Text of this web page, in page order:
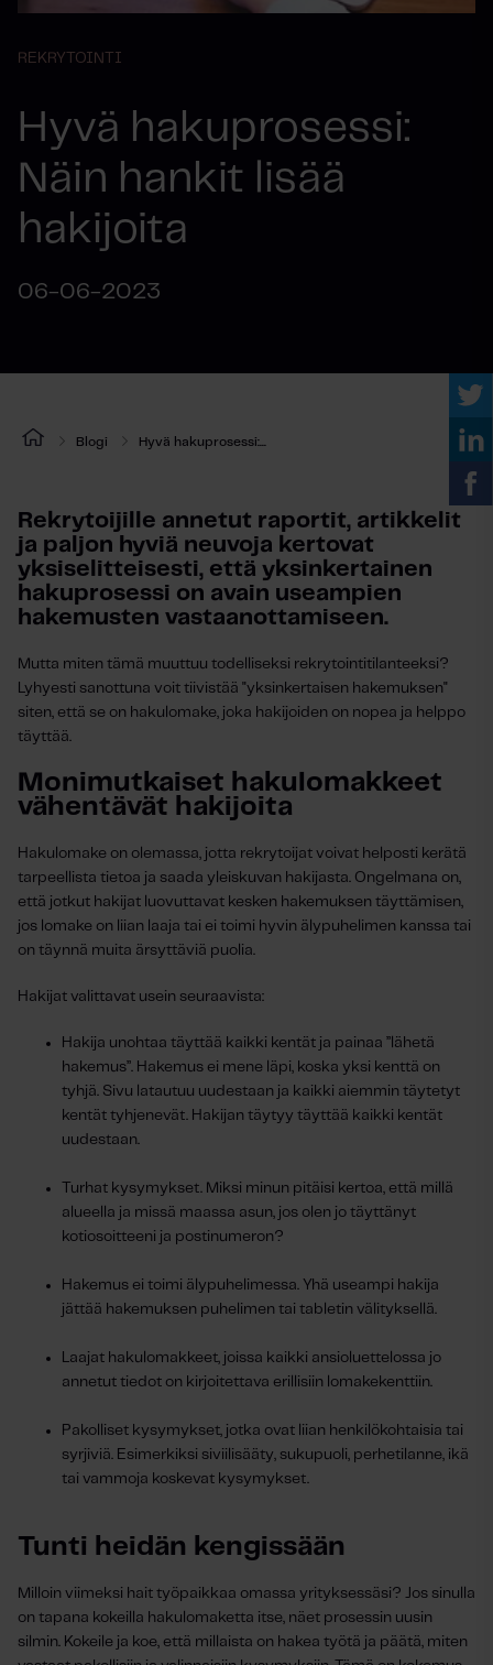
REKRYTOINTI
Hyvä hakuprosessi:
Näin hankit lisää
hakijoita
06-06-2023
Blogi Hyvä hakuprosessi:...
Rekrytoijille annetut raportit, artikkelit
ja paljon hyviä neuvoja kertovat
yksiselitteisesti, että yksinkertainen
hakuprosessi on avain useampien
hakemusten vastaanottamiseen.
Mutta miten tämä muuttuu todelliseksi rekrytointitilanteeksi?
Lyhyesti sanottuna voit tiivistää "yksinkertaisen hakemuksen"
siten, että se on hakulomake, joka hakijoiden on nopea ja helppo
täyttää.
Monimutkaiset hakulomakkeet
vähentävät hakijoita
Hakulomake on olemassa, jotta rekrytoijat voivat helposti kerätä
tarpeellista tietoa ja saada yleiskuvan hakijasta. Ongelmana on,
että jotkut hakijat luovuttavat kesken hakemuksen täyttämisen,
jos lomake on liian laaja tai ei toimi hyvin älypuhelimen kanssa tai
on täynnä muita ärsyttäviä puolia.
Hakijat valittavat usein seuraavista:
Hakija unohtaa täyttää kaikki kentät ja painaa ”lähetä
hakemus”. Hakemus ei mene läpi, koska yksi kenttä on
tyhjä. Sivu latautuu uudestaan ja kaikki aiemmin täytetyt
kentät tyhjenevät. Hakijan täytyy täyttää kaikki kentät
uudestaan.
Turhat kysymykset. Miksi minun pitäisi kertoa, että millä
alueella ja missä maassa asun, jos olen jo täyttänyt
kotiosoitteeni ja postinumeron?
Hakemus ei toimi älypuhelimessa. Yhä useampi hakija
jättää hakemuksen puhelimen tai tabletin välityksellä.
Laajat hakulomakkeet, joissa kaikki ansioluettelossa jo
annetut tiedot on kirjoitettava erillisiin lomakekenttiin.
Pakolliset kysymykset, jotka ovat liian henkilökohtaisia tai
syrjiviä. Esimerkiksi siviilisääty, sukupuoli, perhetilanne, ikä
tai vammoja koskevat kysymykset.
Tunti heidän kengissään
Milloin viimeksi hait työpaikkaa omassa yrityksessäsi? Jos sinulla
on tapana kokeilla hakulomaketta itse, näet prosessin uusin
silmin. Kokeile ja koe, että millaista on hakea työtä ja päätä, miten